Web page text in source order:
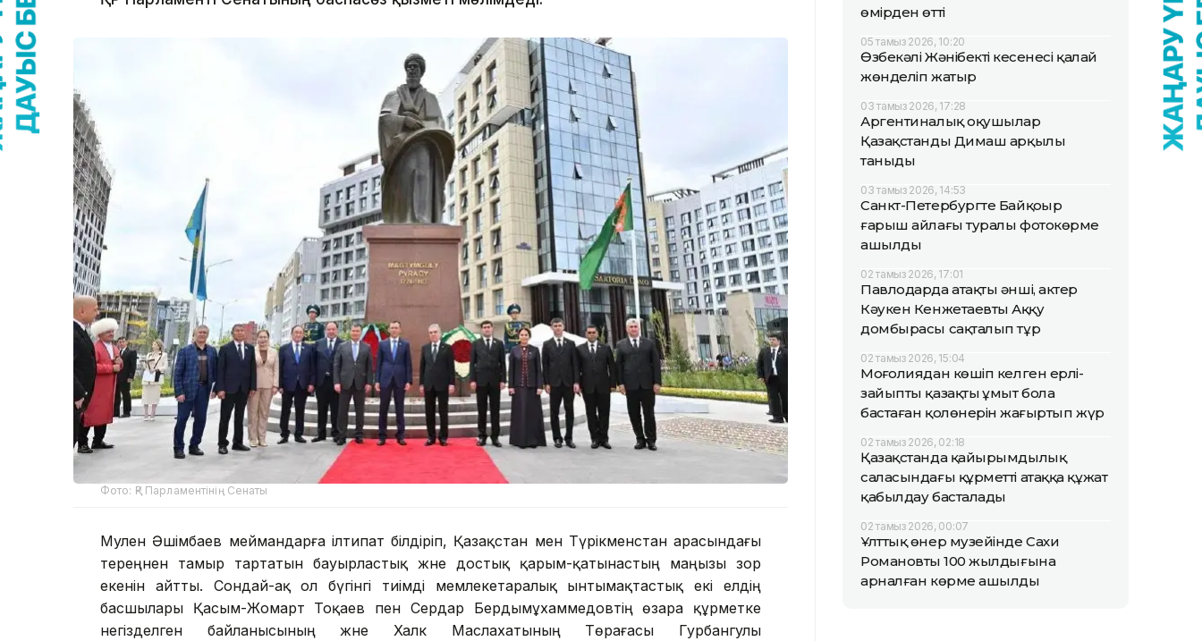
Фото: ҚР Парламентінің Сенаты
Мәулен Әшімбаев меймандарға ілтипат білдіріп, Қазақстан мен Түрікменстан арасындағы
тереңнен тамыр тартатын бауырластық және достық қарым-қатынастың маңызы зор
екенін айтты. Сондай-ақ ол бүгінгі тиімді мемлекетаралық ынтымақтастық екі елдің
басшылары Қасым-Жомарт Тоқаев пен Сердар Бердымұхаммедовтің өзара құрметке
негізделген байланысының және Халк Маслахатының Төрағасы Гурбангулы
өмірден өтті
05 тамыз 2026, 10:20
Өзбекәлі Жәнібектің кесенесі қалай
жөнделіп жатыр
03 тамыз 2026, 17:28
Аргентиналық оқушылар
Қазақстанды Димаш арқылы
таныды
03 тамыз 2026, 14:53
Санкт-Петербургте Байқоңыр
ғарыш айлағы туралы фотокөрме
ашылды
02 тамыз 2026, 17:01
Павлодарда атақты әнші, актер
Кәукен Кенжетаевтың Аққу
домбырасы сақталып тұр
02 тамыз 2026, 15:04
Моңғолиядан көшіп келген ерлі-
зайыпты қазақтың ұмыт бола
бастаған қолөнерін жаңғыртып жүр
02 тамыз 2026, 02:18
Қазақстанда қайырымдылық
саласындағы құрметті атаққа құжат
қабылдау басталады
02 тамыз 2026, 00:07
Ұлттық өнер музейінде Сахи
Романовтың 100 жылдығына
арналған көрме ашылды